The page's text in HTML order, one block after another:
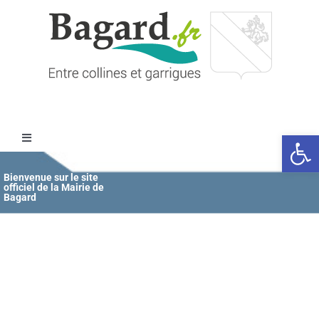
Ouvrir
Toggle
Navigation
Accueil
Bienvenue sur le site
officiel de la Mairie de
Bagard